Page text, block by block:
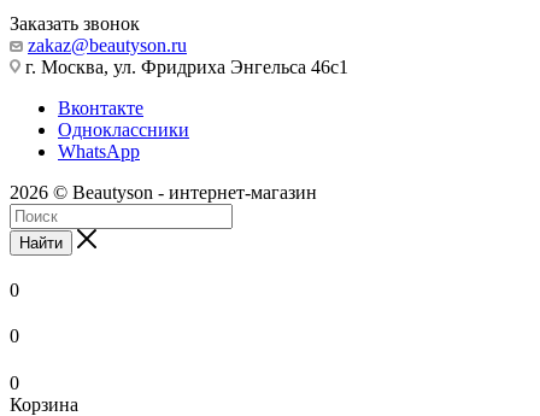
Заказать звонок
zakaz@beautyson.ru
г. Москва, ул. Фридриха Энгельса 46с1
Вконтакте
Одноклассники
WhatsApp
2026 © Beautyson - интернет-магазин
Найти
0
0
0
Корзина